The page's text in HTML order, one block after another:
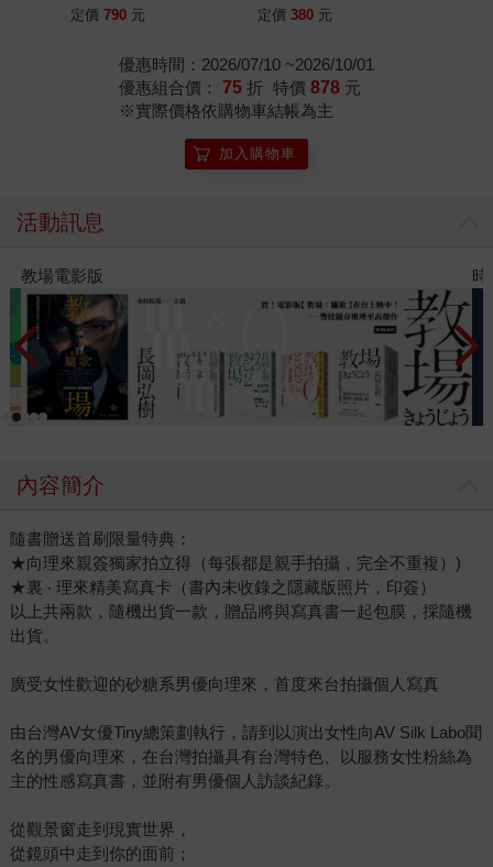
機福袋）
定價 790 元
告訴全世界臺灣的美！
定價 380 元
優惠時間：2026/07/10 ~2026/10/01
優惠組合價： 75 折 特價 878 元
※實際價格依購物車結帳為主
加入購物車
活動訊息
時報經典展69折起
內容簡介
隨書贈送首刷限量特典：
★向理來親簽獨家拍立得（每張都是親手拍攝，完全不重複）)
★裏 ‧ 理來精美寫真卡（書內未收錄之隱藏版照片，印簽）
以上共兩款，隨機出貨一款，贈品將與寫真書一起包膜，採隨機
出貨。
廣受女性歡迎的砂糖系男優向理來，首度來台拍攝個人寫真
由台灣AV女優Tiny總策劃執行，請到以演出女性向AV Silk Labo聞
名的男優向理來，在台灣拍攝具有台灣特色、以服務女性粉絲為
主的性感寫真書，並附有男優個人訪談紀錄。
從觀景窗走到現實世界，
從鏡頭中走到你的面前；